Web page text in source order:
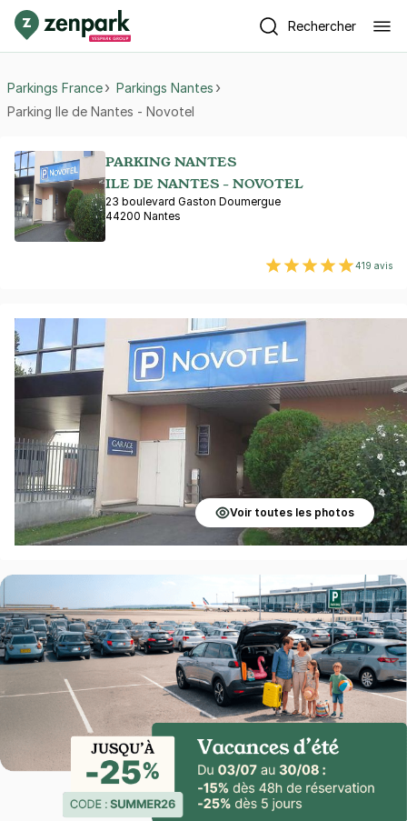
Rechercher
Parkings France
Parkings Nantes
Parking Ile de Nantes - Novotel
PARKING NANTES
ILE DE NANTES - NOVOTEL
23 boulevard Gaston Doumergue
44200 Nantes
419 avis
Voir toutes les photos